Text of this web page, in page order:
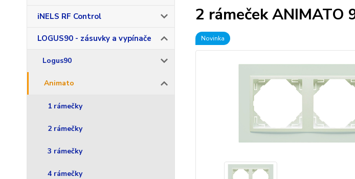
iNELS RF Control
LOGUS90 - zásuvky a vypínače
Logus90
Animato
1 rámečky
2 rámečky
3 rámečky
4 rámečky
2 rámeček ANIMATO
Novinka